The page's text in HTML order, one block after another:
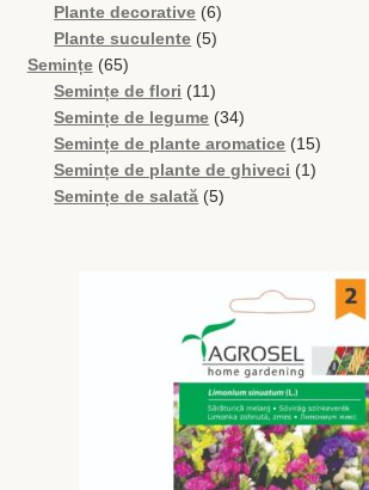
produs
Plante decorative 66
produse
Plante suculente 55
Semințe 6565
de
produse
Semințe de flori 1111
produse
Semințe de legume 3434
de
produse
Semințe de plante aromatice 1515
produse
Semințe de plante de ghiveci 11
Semințe de salată 55